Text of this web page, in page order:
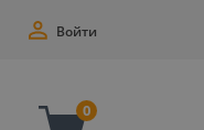
Войти
0